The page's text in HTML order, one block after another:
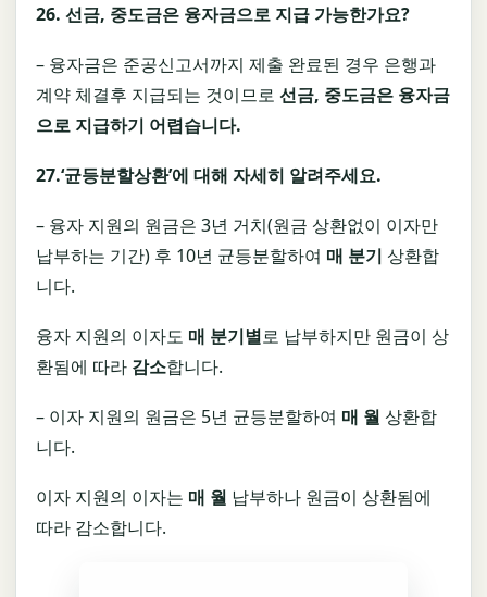
26. 선금, 중도금은 융자금으로 지급 가능한가요?
– 융자금은 준공신고서까지 제출 완료된 경우 은행과
계약 체결후 지급되는 것이므로 선금, 중도금은 융자금
으로 지급하기 어렵습니다.
27.‘균등분할상환’에 대해 자세히 알려주세요.
– 융자 지원의 원금은 3년 거치(원금 상환없이 이자만
납부하는 기간) 후 10년 균등분할하여 매 분기 상환합
니다.
융자 지원의 이자도 매 분기별로 납부하지만 원금이 상
환됨에 따라 감소합니다.
– 이자 지원의 원금은 5년 균등분할하여 매 월 상환합
니다.
이자 지원의 이자는 매 월 납부하나 원금이 상환됨에
따라 감소합니다.